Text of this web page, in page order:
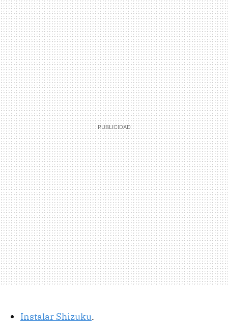
Instalar Shizuku.